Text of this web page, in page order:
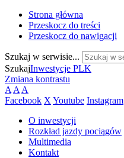
Strona główna
Przeskocz do treści
Przeskocz do nawigacji
Szukaj w serwisie...
SzukajInwestycje PLK
Zmiana kontrastu
A A A
Facebook X Youtube Instagram
O inwestycji
Rozkład jazdy pociągów
Multimedia
Kontakt